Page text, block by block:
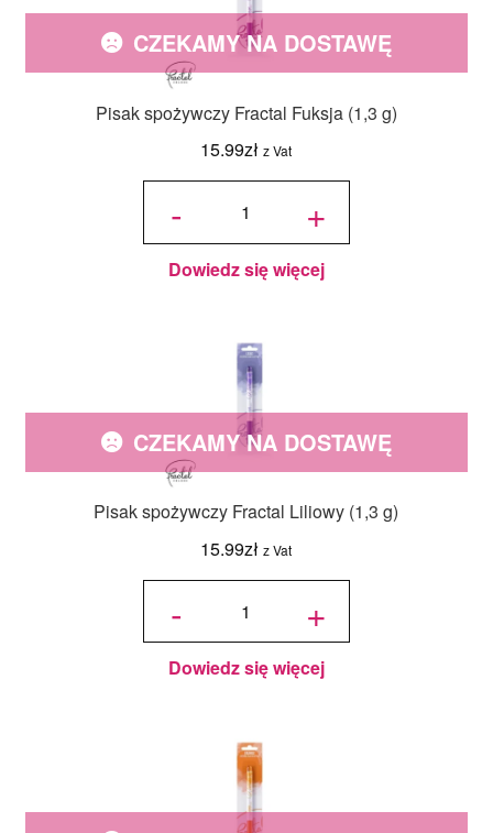
Pisak spożywczy Fractal Fuksja (1,3 g)
15.99zł z Vat
CZEKAMY NA DOSTAWĘ
-
ilość Pisak
Fuksja (1,3
g) +
Dowiedz się więcej
Pisak spożywczy Fractal Liliowy (1,3 g)
15.99zł z Vat
CZEKAMY NA DOSTAWĘ
-
ilość Pisak
Liliowy
(1,3 g) +
Dowiedz się więcej